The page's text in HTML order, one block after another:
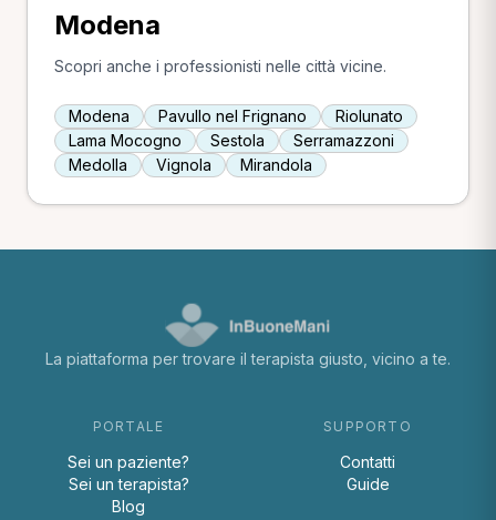
Modena
Scopri anche i professionisti nelle città vicine.
Modena Pavullo nel Frignano
Riolunato
Lama Mocogno
Sestola
Serramazzoni
Medolla
Vignola Mirandola
La piattaforma per trovare il terapista giusto, vicino a te.
PORTALE
Sei un paziente?
Sei un terapista?
Blog
SUPPORTO
Contatti
Guide